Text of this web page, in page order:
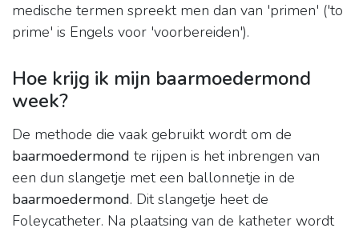
medische termen spreekt men dan van 'primen' ('to
prime' is Engels voor 'voorbereiden').
Hoe krijg ik mijn baarmoedermond
week?
De methode die vaak gebruikt wordt om de
baarmoedermond te rijpen is het inbrengen van
een dun slangetje met een ballonnetje in de
baarmoedermond. Dit slangetje heet de
Foleycatheter. Na plaatsing van de katheter wordt